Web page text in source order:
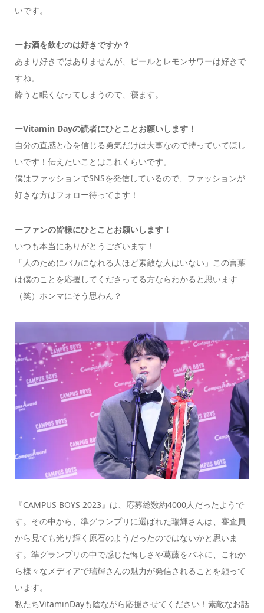
いです。
ーお酒を飲むのは好きですか？
あまり好きではありませんが、ビールとレモンサワーは好きで
すね。
酔うと眠くなってしまうので、寝ます。
ーVitamin Dayの読者にひとことお願いします！
自分の直感と心を信じる勇気だけは大事なので持っていてほし
いです！伝えたいことはこれくらいです。
僕はファッションでSNSを発信しているので、ファッションが
好きな方はフォロー待ってます！
ーファンの皆様にひとことお願いします！
いつも本当にありがとうございます！
「人のためにバカになれる人ほど素敵な人はいない」この言葉
は僕のことを応援してくださってる方ならわかると思います
（笑）ホンマにそう思わん？
『CAMPUS BOYS 2023』は、応募総数約4000人だったようで
す。その中から、準グランプリに選ばれた瑞輝さんは、審査員
から見ても光り輝く原石のようだったのではないかと思いま
す。準グランプリの中で感じた悔しさや葛藤をバネに、これか
ら様々なメディアで瑞輝さんの魅力が発信されることを願って
います。
私たちVitaminDayも陰ながら応援させてください！素敵なお話